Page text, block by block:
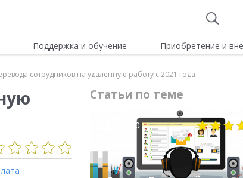
Поддержка и обучение Приобретение и
сотрудников на удаленную работу с 2021 года
Статьи по теме
10480